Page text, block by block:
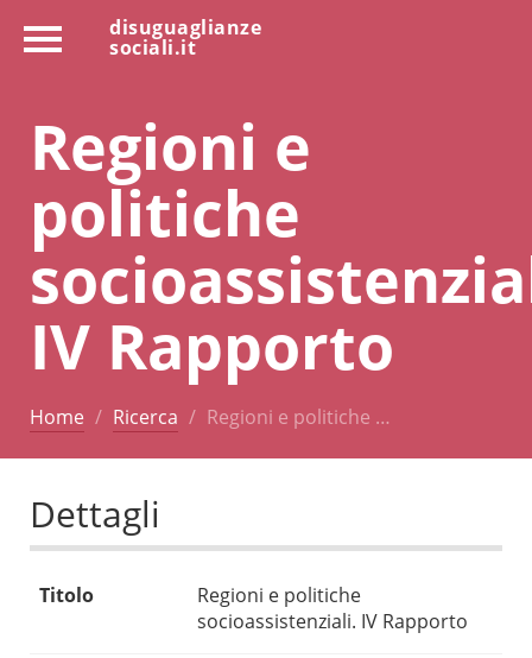
disuguaglianze
sociali.it
Regioni e
politiche
IV Rapporto
Home Ricerca Regioni e politiche …
Dettagli
Titolo
Regioni e politiche
socioassistenziali. IV Rapporto